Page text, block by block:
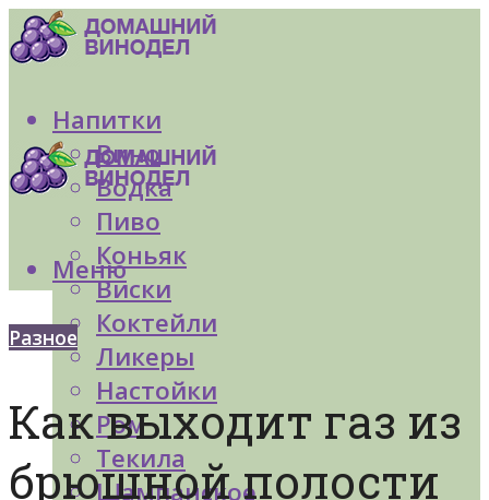
Напитки
Вино
Водка
Пиво
Коньяк
Виски
Коктейли
Ликеры
Настойки
Ром
Текила
Шампанское
Меню
Разное
Как выходит газ из
брюшной полости